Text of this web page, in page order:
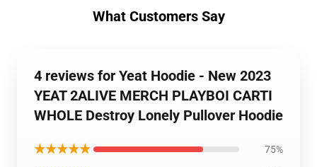
What Customers Say
4 reviews for Yeat Hoodie - New 2023
YEAT 2ALIVE MERCH PLAYBOI CARTI
WHOLE Destroy Lonely Pullover Hoodie
★★★★★ 75%